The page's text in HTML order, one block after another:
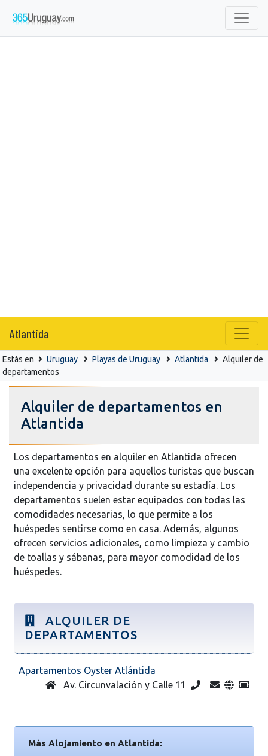
Atlantida
Estás en Uruguay Playas de Uruguay Atlantida
Alquiler de
departamentos
Alquiler de departamentos en
Atlantida
Los departamentos en alquiler en Atlantida ofrecen
una excelente opción para aquellos turistas que buscan
independencia y privacidad durante su estadía. Los
departamentos suelen estar equipados con todas las
comodidades necesarias, lo que permite a los
huéspedes sentirse como en casa. Además, algunos
ofrecen servicios adicionales, como limpieza y cambio
de toallas y sábanas, para mayor comodidad de los
huéspedes.
ALQUILER DE
DEPARTAMENTOS
Apartamentos Oyster Atlántida
Av. Circunvalación y Calle 11
Más Alojamiento en Atlantida: